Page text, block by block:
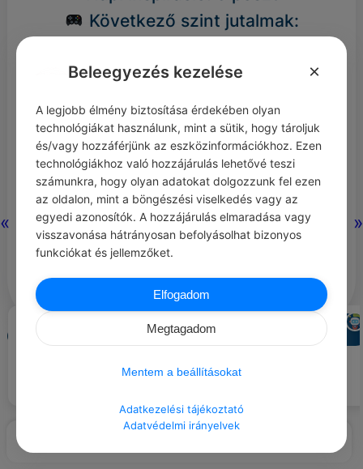
« »
Következő szint jutalmak:
poszt/nap
Székely (2000+ pont) → 66
poszt/nap
Székely Bácsi (5000+ pont) →
99 poszt/nap + MINDEN kategória
Hogyan gyűjts pontokat:
– Napi látogatás
– Posztok megosztása
– Interakció a közösséggel
Előfizetek
#HIEDELMEK ÉS BABONÁK
A meddő menyecske kenyérdúcot
JÓCSELEKEDET
CHATGPT
Segíts valakinek, aki eltévedt a
Beleegyezés kezelése ×
A legjobb élmény biztosítása érdekében olyan
technológiákat használunk, mint a sütik, hogy tároljuk
és/vagy hozzáférjünk az eszközinformációkhoz. Ezen
technológiákhoz való hozzájárulás lehetővé teszi
számunkra, hogy olyan adatokat dolgozzunk fel ezen
az oldalon, mint a böngészési viselkedés vagy az
egyedi azonosítók. A hozzájárulás elmaradása vagy
visszavonása hátrányosan befolyásolhat bizonyos
funkciókat és jellemzőket.
Elfogadom
Megtagadom
Mentem a beállításokat
Adatkezelési tájékoztató
Adatvédelmi irányelvek